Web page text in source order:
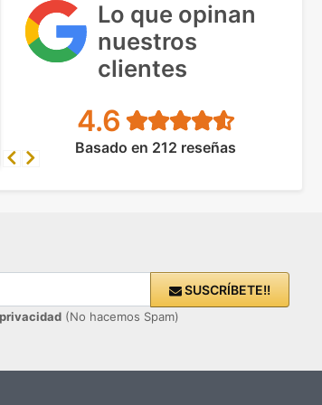
Lo que opinan
nuestros
clientes
4.6
Basado en 212 reseñas
Previous
Next
SUSCRÍBETE!!
(No hacemos Spam)